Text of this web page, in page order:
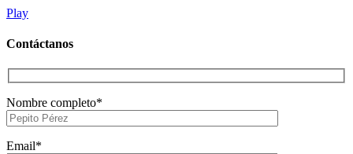
Play
Contáctanos
Nombre completo*
Email*